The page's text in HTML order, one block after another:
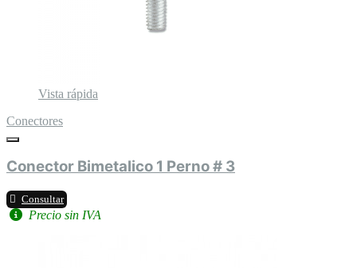
Vista rápida
Conectores
Conector Bimetalico 1 Perno # 3
Consultar
Precio sin IVA